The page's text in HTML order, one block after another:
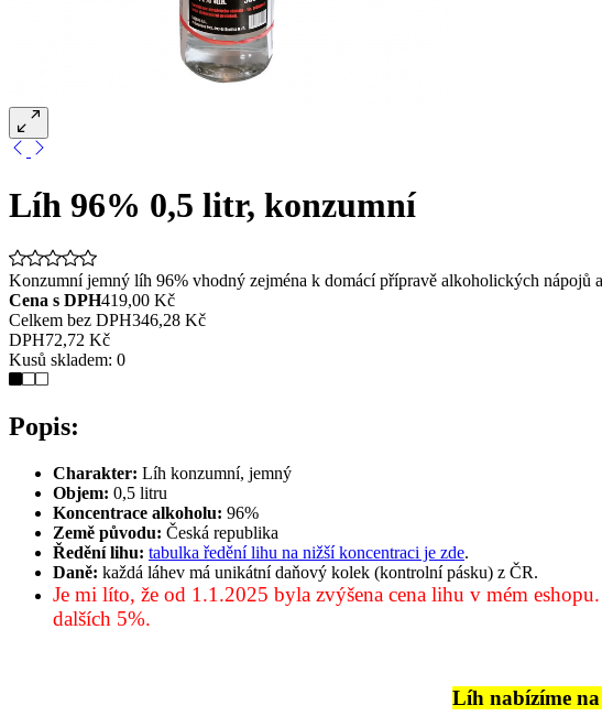
Líh 96% 0,5 litr, konzumní
Konzumní jemný líh 96% vhodný zejména k domácí přípravě alkoholických
Cena s DPH419,00 Kč
Celkem bez DPH346,28 Kč
DPH72,72 Kč
Kusů skladem: 0
Popis:
Charakter: Líh konzumní, jemný
Objem: 0,5 litru
Koncentrace alkoholu: 96%
Země původu: Česká republika
Ředění lihu: tabulka ředění lihu na nižší koncentraci je zde.
Daně: každá láhev má unikátní daňový kolek (kontrolní pásku) z ČR.
Je mi líto, že od 1.1.2025 byla zvýšena cena lihu v mém eshopu.
dalších 5%.
Líh nabízíme na